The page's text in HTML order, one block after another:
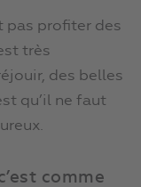
pas profiter des
très
des belles
qu’il ne faut
comme